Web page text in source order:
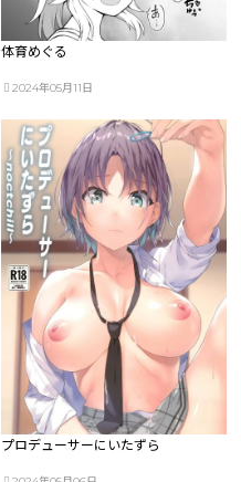
体育めぐる
2024年05月11日
プロデューサーにいたずら